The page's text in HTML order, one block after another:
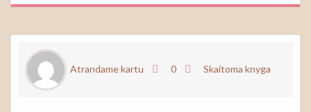
Atrandame kartu 0 Skaitoma knyga